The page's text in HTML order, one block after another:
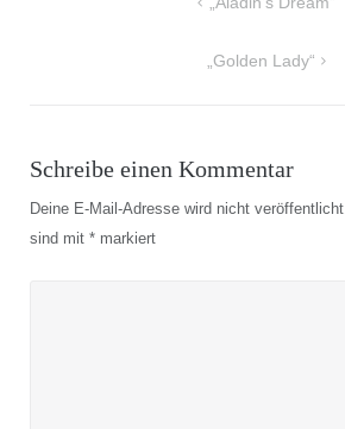
„Golden Lady“
Schreibe einen Kommentar
Deine E-Mail-Adresse wird nicht veröffentlicht.
sind mit *markiert